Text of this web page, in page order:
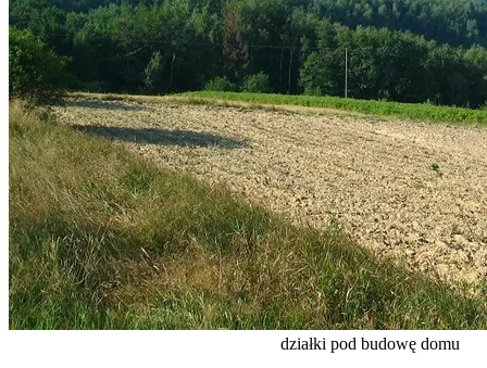
działki pod budowę domu